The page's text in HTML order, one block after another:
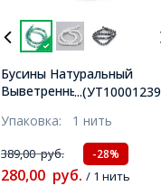
Бусины Натуральный
Выветренный Агат
Отверстие 1мм, около
42шт/36см/нить,
(УТ100012398)
Упаковка: 1 нить
389,00руб. -28%
280,00 руб. / 1 нить